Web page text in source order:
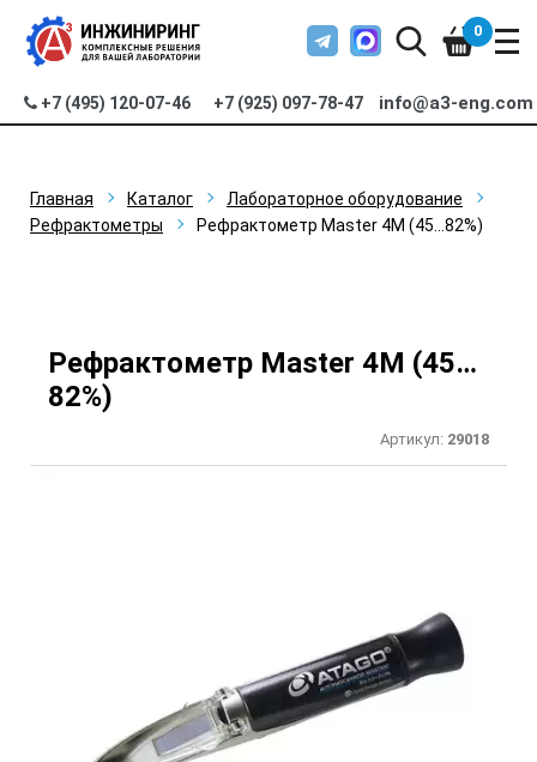
+7 (495) 120-07-46 +7 (925) 097-78-47 info@a3-eng.com
0
Главная Каталог
Лабораторное оборудование
Рефрактометры
Рефрактометр Master 4M (45…82%)
Рефрактометр Master 4M (45…
82%)
Артикул: 29018